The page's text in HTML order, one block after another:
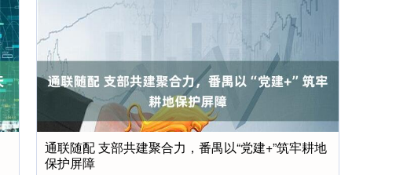
通联随配 支部共建聚合力，番禺以“党建+”筑牢耕地
保护屏障